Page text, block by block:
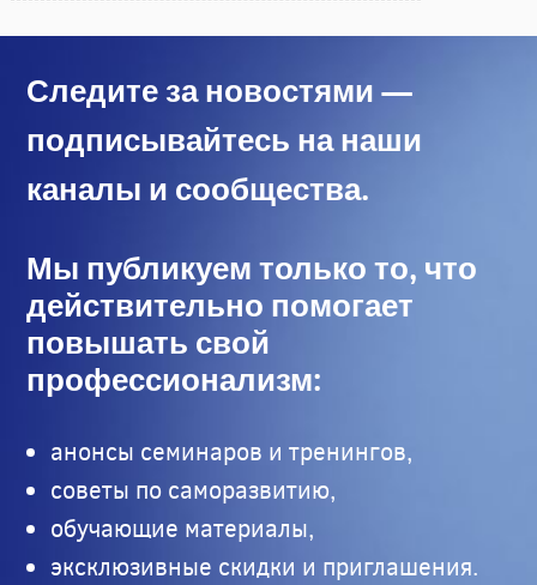
Следите за новостями —
подписывайтесь на наши
каналы и сообщества.
Мы публикуем только то, что
действительно помогает
повышать свой
профессионализм:
анонсы семинаров и тренингов,
советы по саморазвитию,
обучающие материалы,
эксклюзивные скидки и приглашения.